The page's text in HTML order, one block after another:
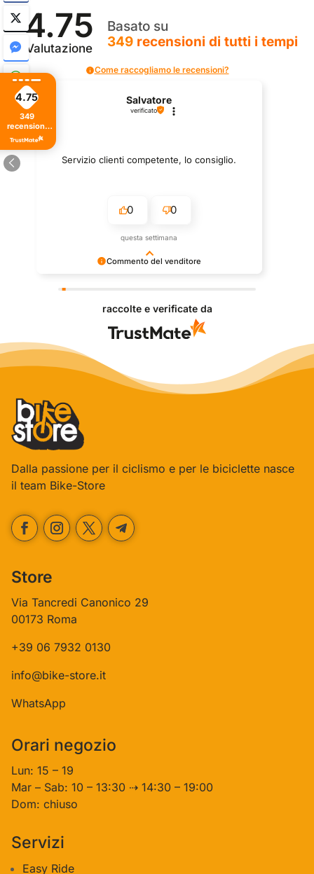
4.75
Valutazione
Basato su
349recensioni di tutti i tempi
Come raccogliamo le recensioni?
Commento del venditore
servizio giusto a clienti così fantastici. Grazie
Salvatore
verificato
Servizio clienti competente, lo consiglio.
0 0
questa settimana
raccolte e verificate da
Dalla passione per il ciclismo e per le biciclette nasce
il team Bike-Store
Store
Via Tancredi Canonico 29
00173 Roma
+39 06 7932 0130
info@bike-store.it
WhatsApp
Orari negozio
Lun: 15 – 19
Mar – Sab: 10 – 13:30 ⇢ 14:30 – 19:00
Dom: chiuso
Servizi
Easy Ride
4.75
349
recensioni
di tutti i
tempi